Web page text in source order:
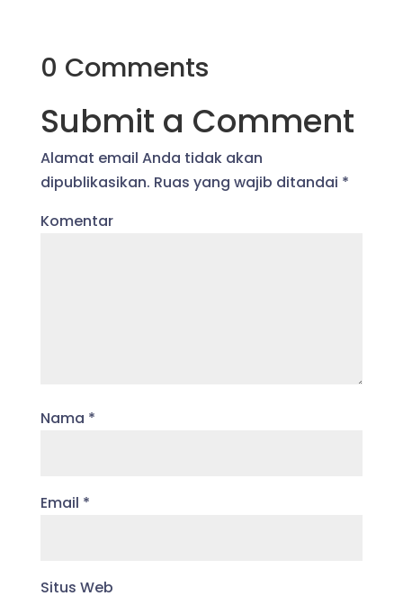
0 Comments
Submit a Comment
Alamat email Anda tidak akan
dipublikasikan. Ruas yang wajib ditandai *
Komentar
Nama *
Email *
Situs Web